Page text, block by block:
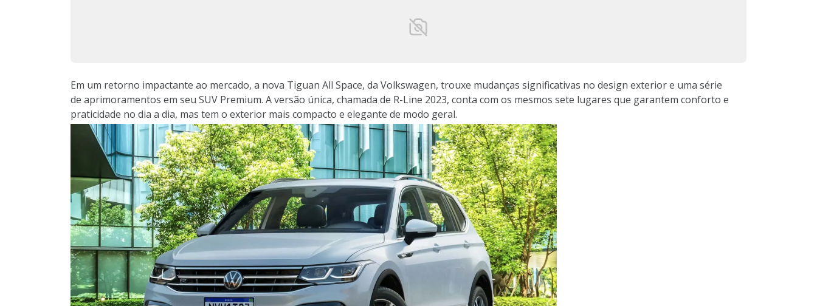
Em um retorno impactante ao mercado, a nova Tiguan All Space, da Volkswagen, trouxe mudanças significativas no design exterior e uma série
de aprimoramentos em seu SUV Premium. A versão única, chamada de R-Line 2023, conta com os mesmos sete lugares que garantem conforto e
praticidade no dia a dia, mas tem o exterior mais compacto e elegante de modo geral.